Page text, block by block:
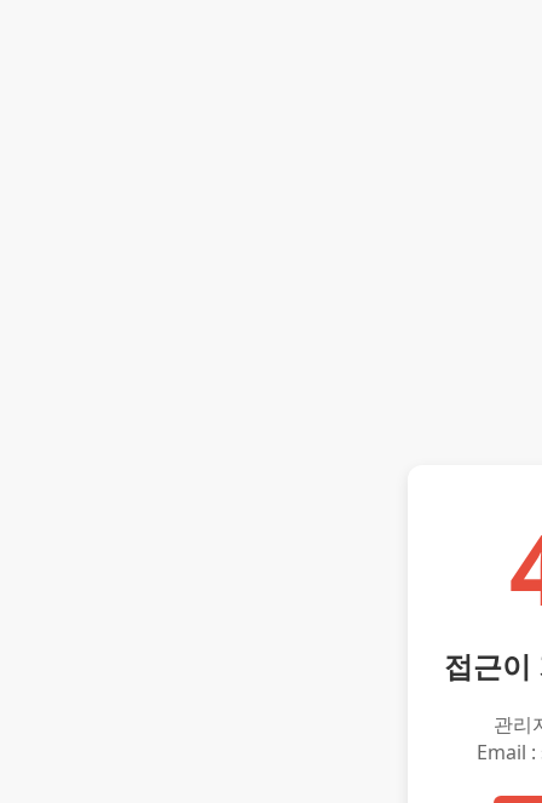
접근이
관리
Email